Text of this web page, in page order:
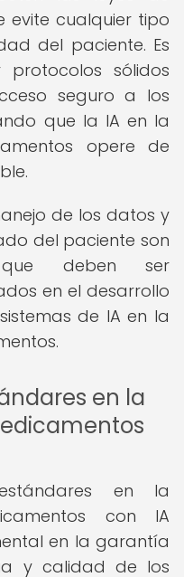
evite cualquier tipo
del paciente. Es
protocolos sólidos
seguro a los
que la IA en la
opere de
de los datos y
del paciente son
que deben ser
en el desarrollo
de IA en la
en la
en la
con IA
en la garantía
y calidad de los